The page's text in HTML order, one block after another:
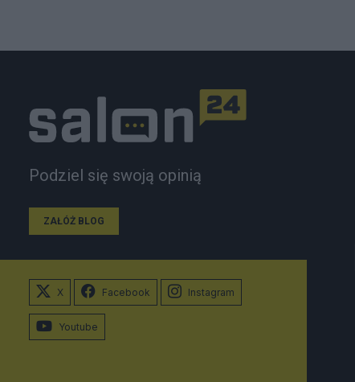
Podziel się swoją opinią
ZAŁÓŻ BLOG
X Facebook Instagram
Youtube